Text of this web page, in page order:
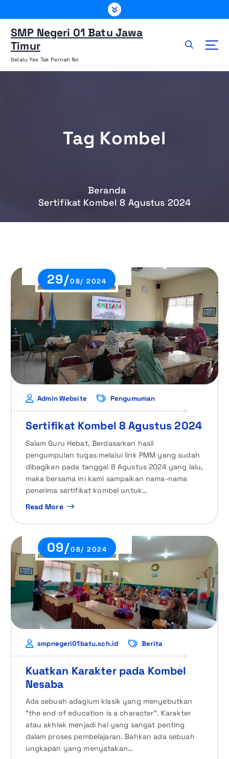
e
SMP Negeri 01 Batu Jawa
Timur
Selalu Yes Tak Pernah No
Tag Kombel
Beranda
Sertifikat Kombel 8 Agustus 2024
29/08/ 2024
Admin Website Pengumuman
Sertifikat Kombel 8 Agustus 2024
Salam Guru Hebat, Berdasarkan hasil
pengumpulan tugas melalui link PMM yang sudah
dibagikan pada tanggal 8 Agustus 2024 yang lalu,
maka bersama ini kami sampaikan nama-nama
penerima sertifikat kombel untuk…
Read More
09/08/ 2024
smpnegeri01batu.sch.id Berita
Kuatkan Karakter pada Kombel
Nesaba
Ada sebuah adagium klasik yang menyebutkan
“the end of education is a character“. Karakter
atau akhlak menjadi hal yang sangat penting
dalam proses pembelajaran. Bahkan ada sebuah
ungkapan yang menyatakan…